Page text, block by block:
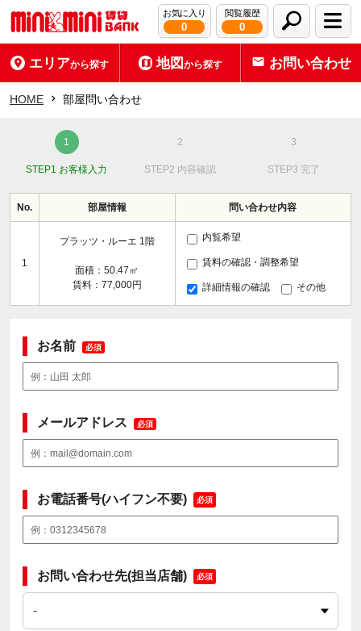
お気に入り
0
閲覧履歴
0
エリアから探す 地図から探す お問い合わせ
HOME 部屋問い合わせ
STEP1 お客様入力 STEP2 内容確認 STEP3 完了
No. 部屋情報 問い合わせ内容
1
プラッツ・ルーエ 1階
面積：50.47㎡
賃料：77,000円
内覧希望
賃料の確認・調整希望
詳細情報の確認 その他
お名前 必須
メールアドレス 必須
お電話番号(ハイフン不要) 必須
お問い合わせ先(担当店舗) 必須